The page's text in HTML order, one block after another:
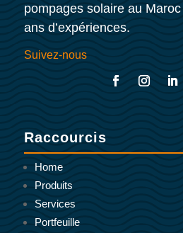
pompages solaire au
ans d’expériences.
Suivez-nous
Raccourcis
Home
Produits
Services
Portfeuille